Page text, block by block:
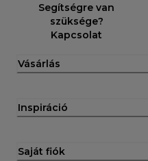
Segítségre van
szüksége?
Kapcsolat
Vásárlás
Inspiráció
Saját fiók